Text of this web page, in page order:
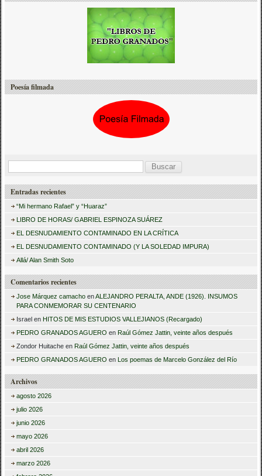
Poesía filmada
s
r
Entradas recientes
“Mi hermano Rafael” y “Huaraz”
LIBRO DE HORAS/ GABRIEL ESPINOZA SUÁREZ
EL DESNUDAMIENTO CONTAMINADO EN LA CRÍTICA
EL DESNUDAMIENTO CONTAMINADO (Y LA SOLEDAD IMPURA)
Allá/ Alan Smith Soto
Comentarios recientes
Jose Márquez camacho enALEJANDRO PERALTA, ANDE (1926). INSUMOS
PARA CONMEMORAR SU CENTENARIO
Israel en HITOS DE MIS ESTUDIOS VALLEJIANOS (Recargado)
PEDRO GRANADOS AGUERO en Raúl Gómez Jattin, veinte años después
Zondor Huitache en Raúl Gómez Jattin, veinte años después
PEDRO GRANADOS AGUERO en Los poemas de Marcelo González del Río
Archivos
agosto 2026
julio 2026
junio 2026
mayo 2026
abril 2026
marzo 2026